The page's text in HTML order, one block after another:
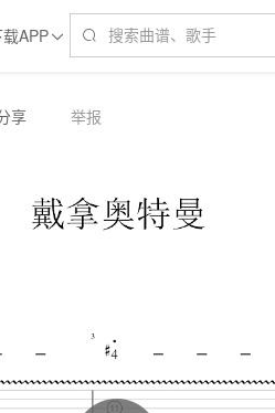
APP
享 举报